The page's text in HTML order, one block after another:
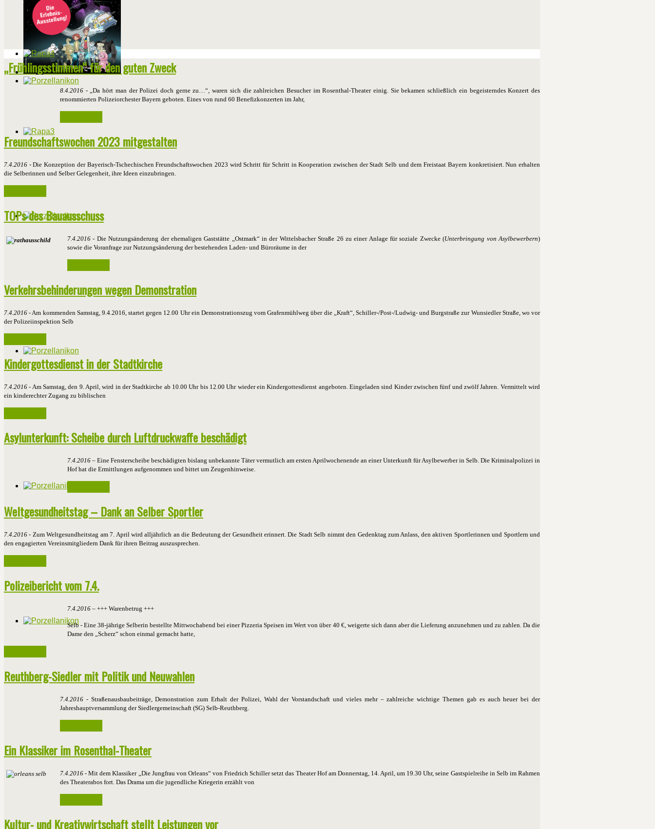
„Frühlingsstimmen“ für den guten Zweck
8.4.2016 - „Da hört man der Polizei doch gerne zu…“, waren sich die zahlreichen Besucher im Rosenthal-Theater einig. Sie bekamen schließlich ein begeisterndes Konzert des
renommierten Polizeiorchester Bayern geboten. Eines von rund 60 Benefizkonzerten im Jahr,
Freundschaftswochen 2023 mitgestalten
7.4.2016 - Die Konzeption der Bayerisch-Tschechischen Freundschaftswochen 2023 wird Schritt für Schritt in Kooperation zwischen der Stadt Selb und dem Freistaat Bayern konkretisiert. Nun erhalten
die Selberinnen und Selber Gelegenheit, ihre Ideen einzubringen.
TOPs des Bauausschuss
7.4.2016 - Die Nutzungsänderung der ehemaligen Gaststätte „Ostmark“ in der Wittelsbacher Straße 26 zu einer Anlage für soziale Zwecke (Unterbringung von Asylbewerbern)
sowie die Voranfrage zur Nutzungsänderung der bestehenden Laden- und Büroräume in der
Verkehrsbehinderungen wegen Demonstration
7.4.2016 - Am kommenden Samstag, 9.4.2016, startet gegen 12.00 Uhr ein Demonstrationszug vom Grafenmühlweg über die „Kraft“, Schiller-/Post-/Ludwig- und Burgstraße zur Wunsiedler Straße, wo vor
der Polizeiinspektion Selb
Kindergottesdienst in der Stadtkirche
7.4.2016 - Am Samstag, den 9. April, wird in der Stadtkirche ab 10.00 Uhr bis 12.00 Uhr wieder ein Kindergottesdienst angeboten. Eingeladen sind Kinder zwischen fünf und zwölf Jahren. Vermittelt wird
ein kinderechter Zugang zu biblischen
Asylunterkunft: Scheibe durch Luftdruckwaffe beschädigt
7.4.2016 – Eine Fensterscheibe beschädigten bislang unbekannte Täter vermutlich am ersten Aprilwochenende an einer Unterkunft für Asylbewerber in Selb. Die Kriminalpolizei in
Hof hat die Ermittlungen aufgenommen und bittet um Zeugenhinweise.
Weltgesundheitstag – Dank an Selber Sportler
7.4.2016 - Zum Weltgesundheitstag am 7. April wird alljährlich an die Bedeutung der Gesundheit erinnert. Die Stadt Selb nimmt den Gedenktag zum Anlass, den aktiven Sportlerinnen und Sportlern und
den engagierten Vereinsmitgliedern Dank für ihren Beitrag auszusprechen.
Polizeibericht vom 7.4.
7.4.2016 – +++ Warenbetrug +++
Selb - Eine 38-jährige Selberin bestellte Mittwochabend bei einer Pizzeria Speisen im Wert von über 40 €, weigerte sich dann aber die Lieferung anzunehmen und zu zahlen. Da die
Dame den „Scherz“ schon einmal gemacht hatte,
Reuthberg-Siedler mit Politik und Neuwahlen
7.4.2016 - Straßenausbaubeiträge, Demonstration zum Erhalt der Polizei, Wahl der Vorstandschaft und vieles mehr – zahlreiche wichtige Themen gab es auch heuer bei der
Jahreshauptversammlung der Siedlergemeinschaft (SG) Selb-Reuthberg.
Ein Klassiker im Rosenthal-Theater
7.4.2016 - Mit dem Klassiker „Die Jungfrau von Orleans“ von Friedrich Schiller setzt das Theater Hof am Donnerstag, 14. April, um 19.30 Uhr, seine Gastspielreihe in Selb im Rahmen
des Theaterabos fort. Das Drama um die jugendliche Kriegerin erzählt von
Kultur- und Kreativwirtschaft stellt Leistungen vor